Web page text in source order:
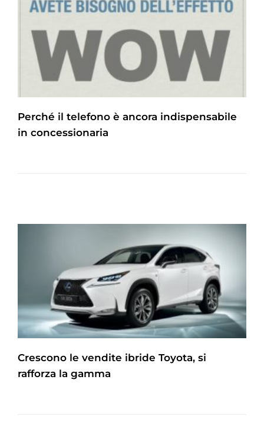
Perché il telefono è ancora indispensabile
in concessionaria
Crescono le vendite ibride Toyota, si
rafforza la gamma